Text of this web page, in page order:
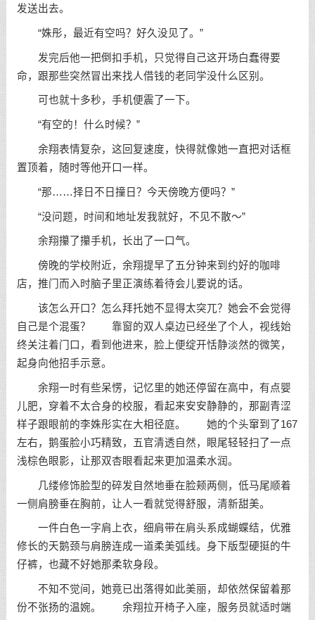
发送出去。
“姝彤，最近有空吗？好久没见了。”
发完后他一把倒扣手机，只觉得自己这开场白蠢得要
命，跟那些突然冒出来找人借钱的老同学没什么区别。
可也就十多秒，手机便震了一下。
“有空的！什么时候？”
余翔表情复杂，这回复速度，快得就像她一直把对话框
置顶着，随时等他开口一样。
“那……择日不日撞日？今天傍晚方便吗？”
“没问题，时间和地址发我就好，不见不散～”
余翔攥了攥手机，长出了一口气。
傍晚的学校附近，余翔提早了五分钟来到约好的咖啡
店，推门而入时脑子里正演练着待会儿要说的话。
该怎么开口？怎么拜托她不显得太突兀？她会不会觉得
自己是个混蛋？ 靠窗的双人桌边已经坐了个人，视线始
终关注着门口，看到他进来，脸上便绽开恬静淡然的微笑，
起身向他招手示意。
余翔一时有些呆愣，记忆里的她还停留在高中，有点婴
儿肥，穿着不太合身的校服，看起来安安静静的，那副青涩
样子跟眼前的李姝彤实在大相径庭。 她的个头窜到了167
左右，鹅蛋脸小巧精致，五官清透自然，眼尾轻轻扫了一点
浅棕色眼影，让那双杏眼看起来更加温柔水润。
几缕修饰脸型的碎发自然地垂在脸颊两侧，低马尾顺着
一侧肩膀垂在胸前，让人一看就觉得舒服，清新甜美。
一件白色一字肩上衣，细肩带在肩头系成蝴蝶结，优雅
修长的天鹅颈与肩膀连成一道柔美弧线。身下版型硬挺的牛
仔裤，也藏不好她那柔软身段。
不知不觉间，她竟已出落得如此美丽，却依然保留着那
份不张扬的温婉。 余翔拉开椅子入座，服务员就适时端